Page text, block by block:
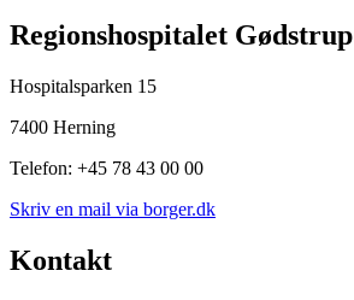
Regionshospitalet Gødstrup
Hospitalsparken 15
7400 Herning
Telefon: +45 78 43 00 00
Skriv en mail via borger.dk
Kontakt